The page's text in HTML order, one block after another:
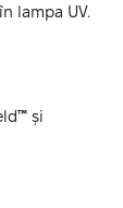
lampa UV.
și